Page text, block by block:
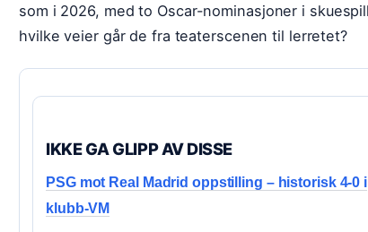
som i 2026, med to Oscar-nominasjoner i
hvilke veier går de fra teaterscenen til lerretet?
IKKE GA GLIPP AV DISSE
PSG mot Real Madrid oppstilling – historisk 4-0 i
klubb-VM